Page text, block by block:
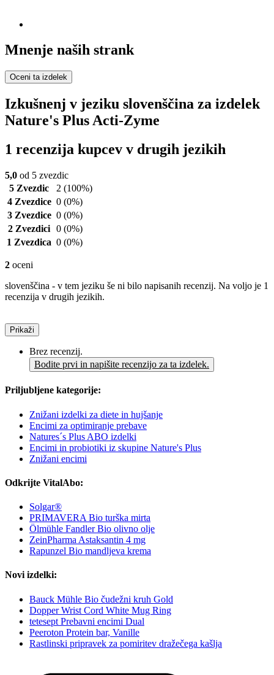
Mnenje naših strank
Oceni ta izdelek
Izkušnenj v jeziku slovenščina za izdelek
Nature's Plus Acti-Zyme
1 recenzija kupcev v drugih jezikih
5,0 od 5 zvezdic
5 Zvezdic
2 (100%)
4 Zvezdice 0 (0%)
3 Zvezdice 0 (0%)
2 Zvezdici 0 (0%)
1 Zvezdica 0 (0%)
2 oceni
slovenščina - v tem jeziku še ni bilo napisanih recenzij. Na voljo je 1
recenzija v drugih jezikih.
Prikaži
Brez recenzij.
Bodite prvi in napišite recenzijo za ta izdelek.
Priljubljene kategorije:
Znižani izdelki za diete in hujšanje
Encimi za optimiranje prebave
Natures´s Plus ABO izdelki
Encimi in probiotiki iz skupine Nature's Plus
Znižani encimi
Odkrijte VitalAbo:
Solgar®
PRIMAVERA Bio turška mirta
Ölmühle Fandler Bio olivno olje
ZeinPharma Astaksantin 4 mg
Rapunzel Bio mandljeva krema
Novi izdelki:
Bauck Mühle Bio čudežni kruh Gold
Dopper Wrist Cord White Mug Ring
tetesept Prebavni encimi Dual
Peeroton Protein bar, Vanille
Rastlinski pripravek za pomiritev dražečega kašlja